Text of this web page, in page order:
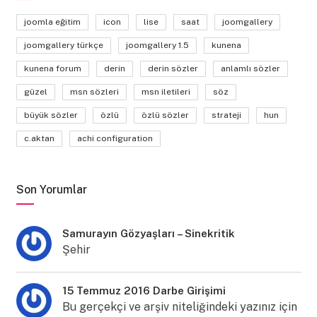
joomla eğitim icon lise saat joomgallery
joomgallery türkçe joomgallery 1.5 kunena
kunena forum derin derin sözler anlamlı sözler
güzel msn sözleri msn iletileri söz
büyük sözler özlü özlü sözler strateji hun
c.aktan achi configuration
Son Yorumlar
Samurayın Gözyaşları – Sinekritik
Şehir
15 Temmuz 2016 Darbe Girişimi
Bu gerçekçi ve arşiv niteliğindeki yazınız için